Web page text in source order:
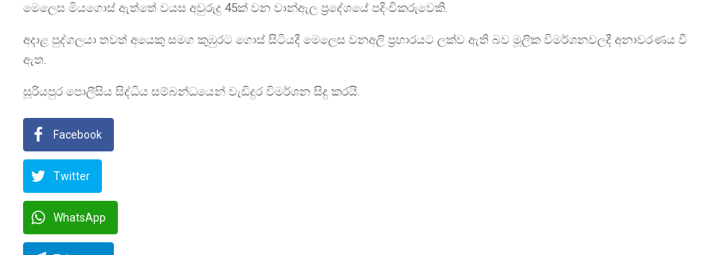
මෙලෙස මියගොස් ඇත්තේ වයස අවුරුදු 45ක් වන වාන්ඇල ප්‍රදේශයේ පදිංචිකරුවෙකි.
අදාළ පුද්ගලයා තවත් අයෙකු සමග කුඹුරට ගොස් සිටියදී මෙලෙස වනඅලි ප්‍රහාරයට ලක්ව ඇති බව මූලික විමර්ශනවලදී අනාවරණය වී
ඇත.
සූරියපුර පොලීසිය සිද්ධිය සම්බන්ධයෙන් වැඩිදුර විමර්ශන සිදු කරයි.
Facebook
Twitter
WhatsApp